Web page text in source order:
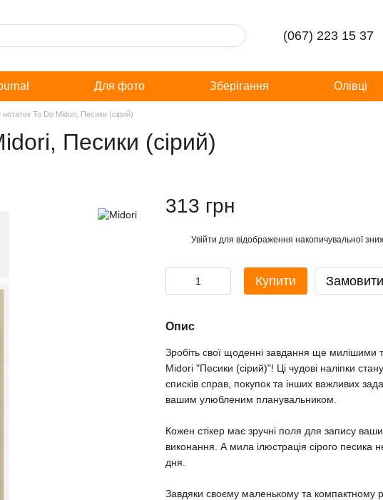
(067) 223 15 37
Для фото Зберігання Олівці
нотаток To Do Midori, Песики (сірий)
Песики (сірий)
313 грн
Увійти для відображення накопичувальної
Купити
Опис
Зробіть свої щоденні завдання ще милішими
Midori "Песики (сірий)"! Ці чудові наліпки
списків справ, покупок та інших важливих
вашим улюбленим планувальником.
Кожен стікер має зручні поля для запису
виконання. А мила ілюстрація сірого песика
дня.
Завдяки своєму маленькому та компактному